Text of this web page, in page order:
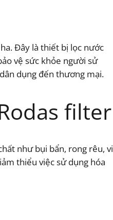
Đây là thiết bị lọc nước
vệ sức khỏe người sử
dụng đến thương mại.
filter
như bụi bẩn, rong rêu, vi
thiểu việc sử dụng hóa